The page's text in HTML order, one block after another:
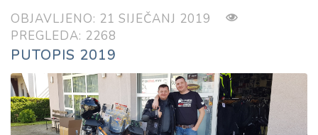
OBJAVLJENO: 21 SIJEČANJ 2019
PREGLEDA: 2268
PUTOPIS 2019